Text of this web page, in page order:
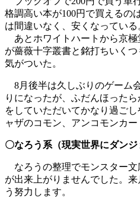
格調高い本が100円で買えるの
は間違いなく、安くなっている
あとホワイトハートから京極
が薔薇十字叢書と銘打ちいく
気がついた。
8月後半は久しぶりのゲーム
りになったが、ふだんほった
をしていただいてかなり過ご
ャザのコモン、アンコモンカー
〇なろう系（現実世界にダンジ
なろうの整理でモンスター文
が出来上がりませんでした。
う努力します。